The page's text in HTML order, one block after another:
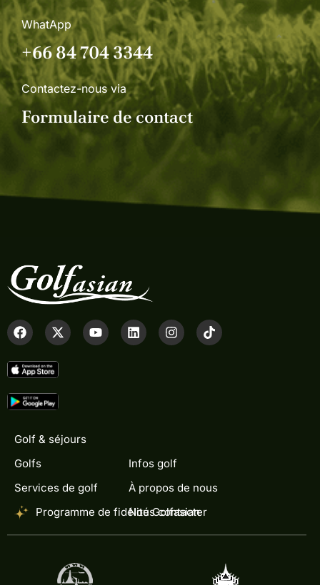
WhatApp
+66 84 704 3344
Contactez-nous via
Formulaire de contact
Golf & séjours
Golfs
Services de golf
Programme de fidélité Golfasian
Infos golf
À propos de nous
Nous contacter